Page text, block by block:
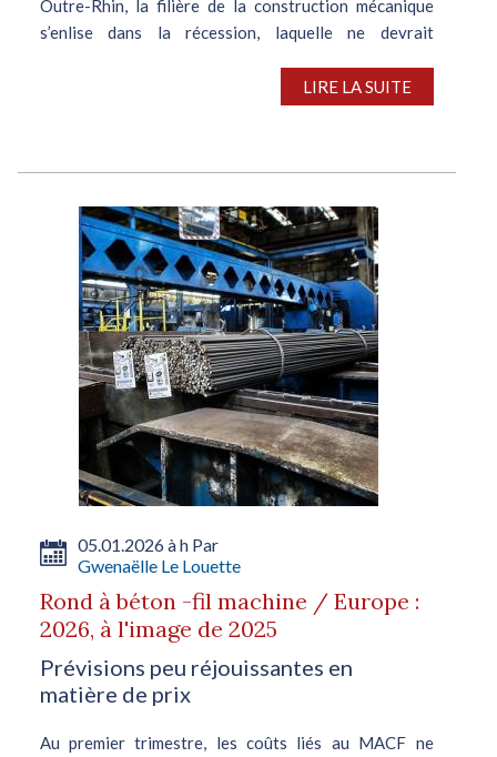
Outre-Rhin, la filière de la construction mécanique
s’enlise dans la récession, laquelle ne devrait
VDMA, l’association des professionnels du secteur.
LIRE LA SUITE
05.01.2026 à h Par
Gwenaëlle Le Louette
Rond à béton -fil machine / Europe :
2026, à l'image de 2025
Prévisions peu réjouissantes en
matière de prix
Au premier trimestre, les coûts liés au MACF ne